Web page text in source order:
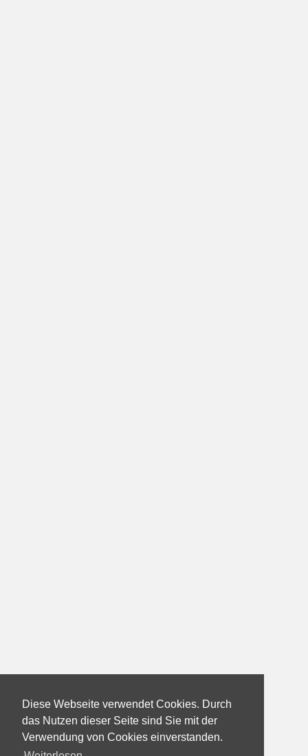
Diese Webseite verwendet Cookies. Durch
das Nutzen dieser Seite sind Sie mit der
Verwendung von Cookies einverstanden.